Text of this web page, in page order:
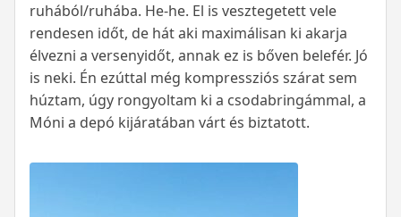
ruhából/ruhába. He-he. El is vesztegetett vele
rendesen időt, de hát aki maximálisan ki akarja
élvezni a versenyidőt, annak ez is bőven belefér. Jó
is neki. Én ezúttal még kompressziós szárat sem
húztam, úgy rongyoltam ki a csodabringámmal, a
Móni a depó kijáratában várt és biztatott.